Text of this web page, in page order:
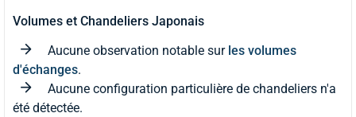
Volumes et Chandeliers Japonais
Aucune observation notable sur les volumes
d'échanges.
Aucune configuration particulière de chandeliers n'a
été détectée.